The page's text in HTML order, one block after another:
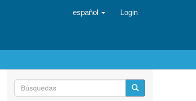
español Login